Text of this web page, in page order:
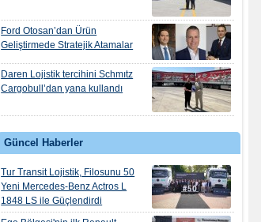
Ford Otosan’dan Ürün
Geliştirmede Stratejik Atamalar
Daren Lojistik tercihini Schmıtz
Cargobull’dan yana kullandı
Güncel Haberler
Tur Transit Lojistik, Filosunu 50
Yeni Mercedes-Benz Actros L
1848 LS ile Güçlendirdi